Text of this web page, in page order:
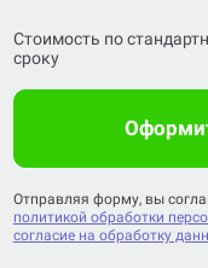
Стоимость по
сроку
Отправляя форму, вы
политикой обработки
согласие на обработку